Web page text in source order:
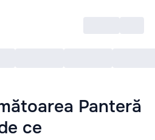
Panteră
ce